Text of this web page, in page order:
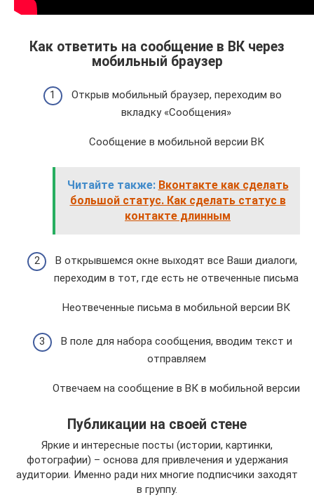
Как ответить на сообщение в ВК через
мобильный браузер
Открыв мобильный браузер, переходим во
вкладку «Сообщения»
Сообщение в мобильной версии ВК
Читайте также: Вконтакте как сделать
большой статус. Как сделать статус в
контакте длинным
В открывшемся окне выходят все Ваши диалоги,
переходим в тот, где есть не отвеченные письма
Неотвеченные письма в мобильной версии ВК
В поле для набора сообщения, вводим текст и
отправляем
Отвечаем на сообщение в ВК в мобильной версии
Публикации на своей стене
Яркие и интересные посты (истории, картинки,
фотографии) – основа для привлечения и удержания
аудитории. Именно ради них многие подписчики заходят
в группу.